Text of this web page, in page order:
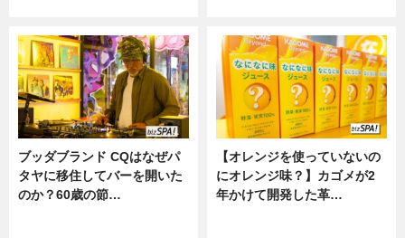
ブッダブランド CQはなぜパ
タヤに移住してバーを開いた
のか？60歳の節…
【オレンジを使っていないの
にオレンジ味？】カゴメが2
年かけて開発した革…